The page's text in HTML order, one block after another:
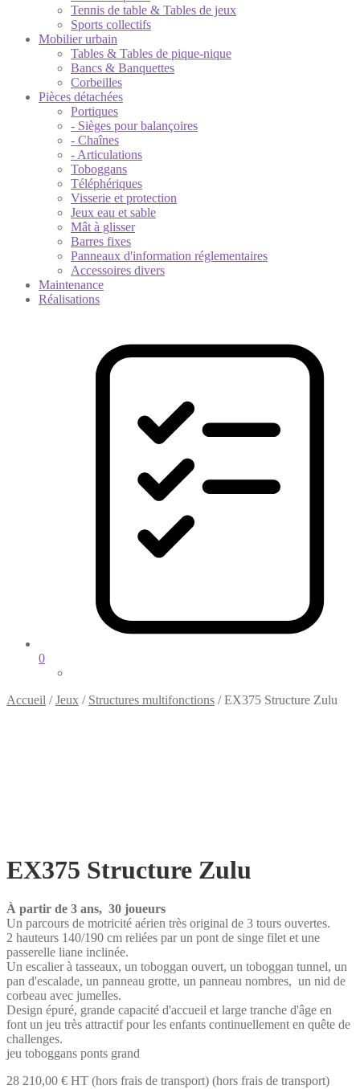
Tennis de table & Tables de jeux
Sports collectifs
Mobilier urbain
Tables & Tables de pique-nique
Bancs & Banquettes
Corbeilles
Pièces détachées
Portiques
- Sièges pour balançoires
- Chaînes
- Articulations
Toboggans
Téléphériques
Visserie et protection
Jeux eau et sable
Mât à glisser
Barres fixes
Panneaux d'information réglementaires
Accessoires divers
Maintenance
Réalisations
0
Accueil /Jeux / Structures multifonctions /EX375 Structure Zulu
EX375 Structure Zulu
À partir de 3 ans, 30 joueurs
Un parcours de motricité aérien très original de 3 tours ouvertes.
2 hauteurs 140/190 cm reliées par un pont de singe filet et une
passerelle liane inclinée.
Un escalier à tasseaux, un toboggan ouvert, un toboggan tunnel, un
pan d'escalade, un panneau grotte, un panneau nombres, un nid de
corbeau avec jumelles.
Design épuré, grande capacité d'accueil et large tranche d'âge en
font un jeu très attractif pour les enfants continuellement en quête de
challenges.
jeu toboggans ponts grand
28 210,00 € HT (hors frais de transport) (hors frais de transport)